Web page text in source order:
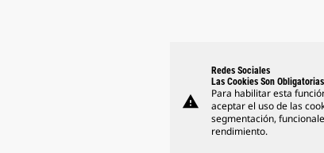
warning
Redes Sociales
Las Cookies Son Obligatorias
Para habilitar esta
aceptar el uso de las
segmentación,
rendimiento.